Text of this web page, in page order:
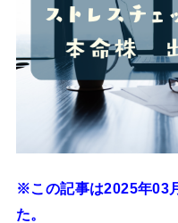
※この記事は2025年03
た。